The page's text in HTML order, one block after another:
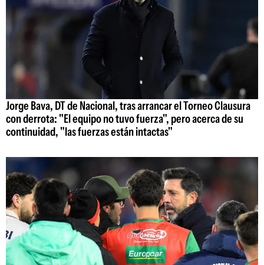
Jorge Bava, DT de Nacional, tras arrancar el Torneo Clausura
con derrota: "El equipo no tuvo fuerza", pero acerca de su
continuidad, "las fuerzas están intactas"